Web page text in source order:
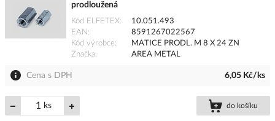
prodloužená
Kód ELFETEX
10.051.493
EAN
8591267022567
Kód výrobce
MATICE PRODL. M 8 X 24 ZN
Značka
AREA METAL
Cena s DPH 6,05 Kč/ks
ks do košíku